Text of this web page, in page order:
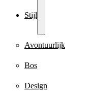
Stijl
Avontuurlijk
Bos
Design